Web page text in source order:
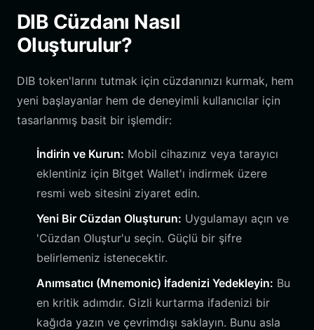
DIB Cüzdanı Nasıl
Oluşturulur?
DIB token'larını tutmak için cüzdanınızı kurmak, hem
yeni başlayanlar hem de deneyimli kullanıcılar için
tasarlanmış basit bir işlemdir:
İndirin ve Kurun: Mobil cihazınız veya tarayıcı
eklentiniz için Bitget Wallet'ı indirmek üzere
resmi web sitesini ziyaret edin.
Yeni Bir Cüzdan Oluşturun: Uygulamayı açın ve
'Cüzdan Oluştur'u seçin. Güçlü bir şifre
belirlemeniz istenecektir.
Anımsatıcı (Mnemonic) İfadenizi Yedekleyin: Bu
en kritik adımdır. Gizli kurtarma ifadenizi bir
kağıda yazın ve çevrimdışı saklayın. Bunu asla